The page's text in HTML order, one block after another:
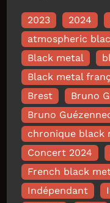
2023 2024
atmospheric
Black metal
Black metal
Brest
Bruno
Bruno
chronique black
Concert 2024
French black
Indépendant